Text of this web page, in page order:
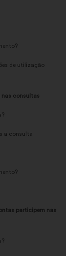
de utilização
nas consultas
a consulta
participem nas